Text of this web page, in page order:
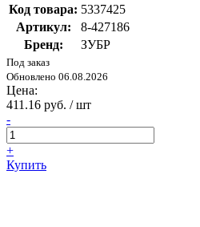
Код товара: 5337425
Артикул:
8-427186
Бренд:
ЗУБР
Под заказ
Обновлено 06.08.2026
Цена:
411.16 руб. / шт
-
+
Купить